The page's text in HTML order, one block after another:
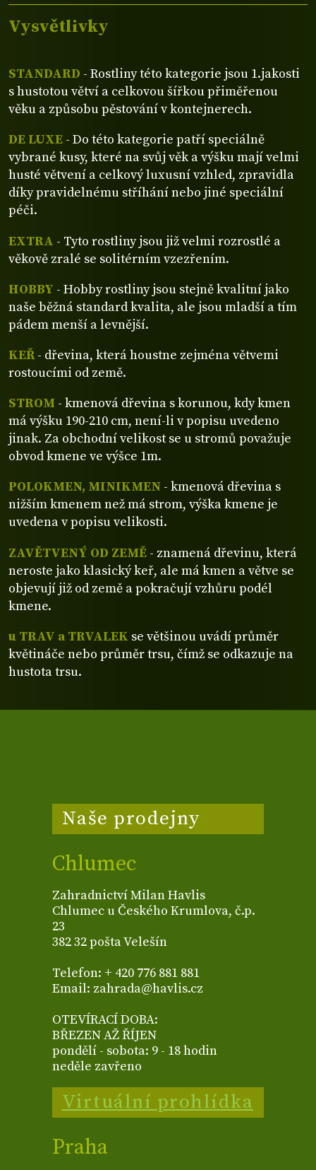
Vysvětlivky
STANDARD - Rostliny této kategorie jsou 1.jakosti
s hustotou větví a celkovou šířkou přiměřenou
věku a způsobu pěstování v kontejnerech.
DE LUXE - Do této kategorie patří speciálně
vybrané kusy, které na svůj věk a výšku mají velmi
husté větvení a celkový luxusní vzhled, zpravidla
díky pravidelnému stříhání nebo jiné speciální
péči.
EXTRA - Tyto rostliny jsou již velmi rozrostlé a
věkově zralé se solitérním vzezřením.
HOBBY - Hobby rostliny jsou stejně kvalitní jako
naše běžná standard kvalita, ale jsou mladší a tím
pádem menší a levnější.
KEŘ- dřevina, která houstne zejména větvemi
rostoucími od země.
STROM - kmenová dřevina s korunou, kdy kmen
má výšku 190-210 cm, není-li v popisu uvedeno
jinak. Za obchodní velikost se u stromů považuje
obvod kmene ve výšce 1m.
POLOKMEN, MINIKMEN - kmenová dřevina s
nižším kmenem než má strom, výška kmene je
uvedena v popisu velikosti.
ZAVĚTVENÝ OD ZEMĚ - znamená dřevinu, která
neroste jako klasický keř, ale má kmen a větve se
objevují již od země a pokračují vzhůru podél
kmene.
u TRAV a TRVALEK se většinou uvádí průměr
květináče nebo průměr trsu, čímž se odkazuje na
hustota trsu.
Naše prodejny
Chlumec
Zahradnictví Milan Havlis
Chlumec u Českého Krumlova, č.p.
23
382 32 pošta Velešín
Telefon: + 420 776 881 881
Email: zahrada@havlis.cz
OTEVÍRACÍ DOBA:
BŘEZEN AŽ ŘÍJEN
pondělí - sobota: 9 - 18 hodin
neděle zavřeno
Virtuální prohlídka
Praha